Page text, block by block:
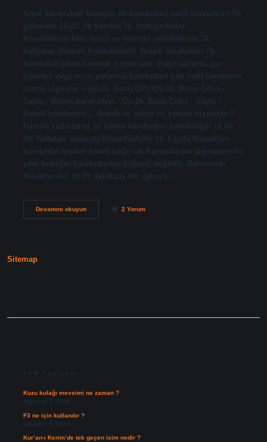
Anne karnındaki bebeğin ilk hareketleri nasıl hissedilir? İlk
gebelikte 18-22. İlk hareket 16. haftaya kadar
hissedilebilirken, ikinci ve sonraki gebeliklerde 16.
haftadan itibaren hissedilebilir. Bebek hareketleri ilk
hissedildiğinde kelebek çırpınması, bağırsaklarda gaz
çıkarma veya mısır patlatma hareketleri gibi hafif hareketler
olarak algılanır – Op.Dr. Banu ÇiftçiOp.Dr. Banu Çiftçi ›
Sayfa › Bebek hareketleri…Op.Dr. Banu Çiftçi › Sayfa ›
Bebek hareketleri… Bebek en erken ne zaman hissedilir?
Hamile kadınlarda ilk bebek hareketleri hamileliğin 18 ila
20. haftaları arasında hissedilebilir. İlk 3 ayda hissedilen
hareketler kişinin kendi bağırsak hareketlerini algılamasıdır,
yani bebeğin hareketlerine bağımlı değildir. Rahimdeki
bebekler her 20-75 dakikada bir uykuya…
Devamını okuyunAnne
2 Yorum
Sitemap
SON YAZILAR
Kuzu kulağı mevsimi ne zaman ?
Ağustos 8, 2026
F3 ne için kullanılır ?
Ağustos 6, 2026
Kur’an-ı Kerim’de tek geçen isim nedir ?